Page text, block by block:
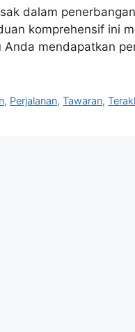
dalam
komprehensif ini
mendapatkan
, Perjalanan,Tawaran,